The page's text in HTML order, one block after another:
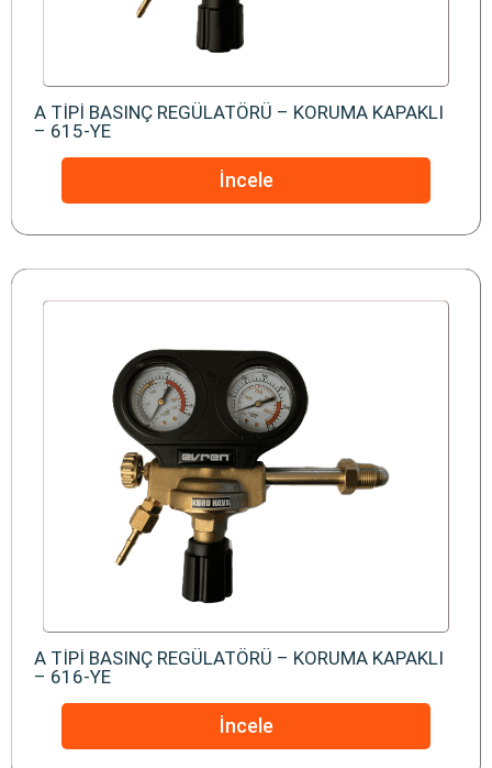
A TİPİ BASINÇ REGÜLATÖRÜ – KORUMA KAPAKLI
– 615-YE
İncele
A TİPİ BASINÇ REGÜLATÖRÜ – KORUMA KAPAKLI
– 616-YE
İncele